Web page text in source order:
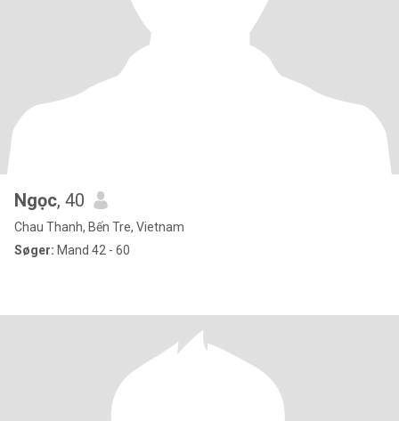
Ngọc, 40
Chau Thanh, Bến Tre, Vietnam
Søger: Mand 42 - 60